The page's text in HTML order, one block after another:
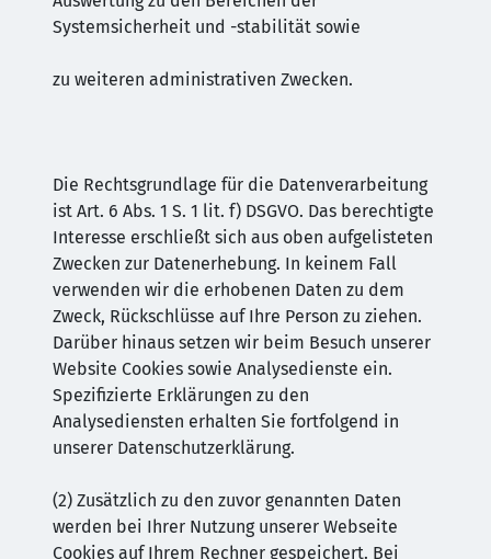
Systemsicherheit und -stabilität sowie
zu weiteren administrativen Zwecken.
Die Rechtsgrundlage für die Datenverarbeitung
ist Art. 6 Abs. 1 S. 1 lit. f) DSGVO. Das berechtigte
Interesse erschließt sich aus oben aufgelisteten
Zwecken zur Datenerhebung. In keinem Fall
verwenden wir die erhobenen Daten zu dem
Zweck, Rückschlüsse auf Ihre Person zu ziehen.
Darüber hinaus setzen wir beim Besuch unserer
Website Cookies sowie Analysedienste ein.
Spezifizierte Erklärungen zu den
Analysediensten erhalten Sie fortfolgend in
unserer Datenschutzerklärung.
(2) Zusätzlich zu den zuvor genannten Daten
werden bei Ihrer Nutzung unserer Webseite
Cookies auf Ihrem Rechner gespeichert. Bei